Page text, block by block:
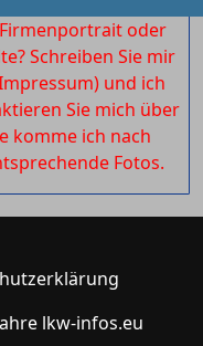
oder
Schreiben Sie mir
und ich
Sie mich über
komme ich nach
Fotos.
lkw-infos.eu